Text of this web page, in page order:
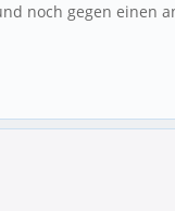
noch gegen einen